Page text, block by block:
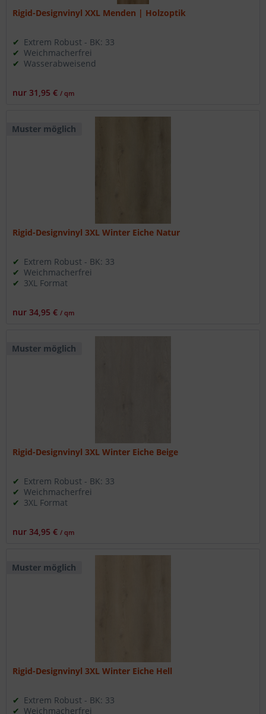
Rigid-Designvinyl XXL Menden | Holzoptik
Extrem Robust - BK: 33
Weichmacherfrei
Wasserabweisend
nur 31,95 €/ qm
Muster möglich
Rigid-Designvinyl 3XL Winter Eiche Natur
Extrem Robust - BK: 33
Weichmacherfrei
3XL Format
nur 34,95 €/ qm
Muster möglich
Rigid-Designvinyl 3XL Winter Eiche Beige
Extrem Robust - BK: 33
Weichmacherfrei
3XL Format
nur 34,95 €/ qm
Muster möglich
Rigid-Designvinyl 3XL Winter Eiche Hell
Extrem Robust - BK: 33
Weichmacherfrei